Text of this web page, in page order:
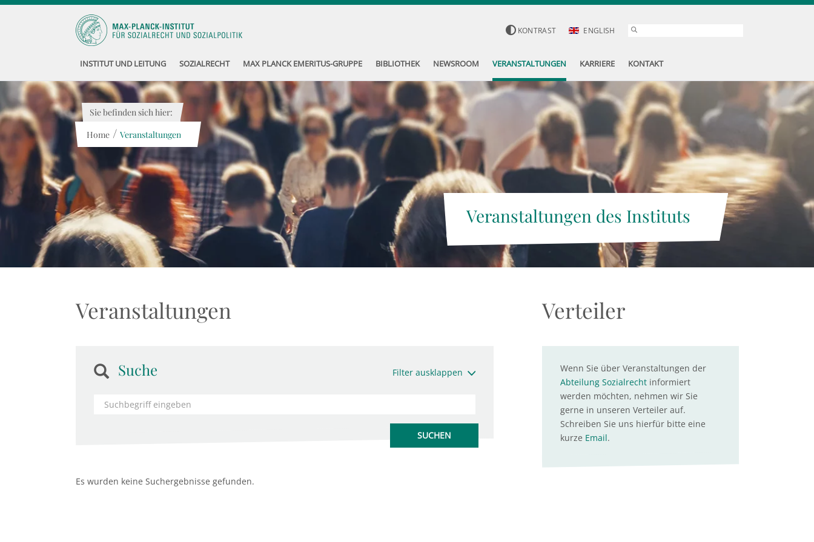
KONTRAST ENGLISH
INSTITUT UND LEITUNG SOZIALRECHT MAX PLANCK EMERITUS-GRUPPE BIBLIOTHEK NEWSROOM VERANSTALTUNGEN KARRIERE KONTAKT
Veranstaltungen des Instituts
Sie befinden sich hier:
Home / Veranstaltungen
Veranstaltungen
Suche Filter ausklappen
Es wurden keine Suchergebnisse gefunden.
Verteiler
Wenn Sie über Veranstaltungen der
Abteilung Sozialrechtinformiert
werden möchten, nehmen wir Sie
gerne in unseren Verteiler auf.
Schreiben Sie uns hierfür bitte eine
kurze Email.